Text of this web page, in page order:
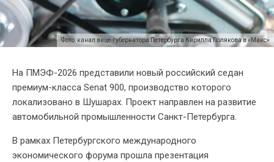
Фото: канал вице-губернатора Петербурга Кирилла Полякова в «Макс»
На ПМЭФ-2026 представили новый российский седан
премиум-класса Senat 900, производство которого
локализовано в Шушарах. Проект направлен на развитие
автомобильной промышленности Санкт-Петербурга.
В рамках Петербургского международного
экономического форума прошла презентация